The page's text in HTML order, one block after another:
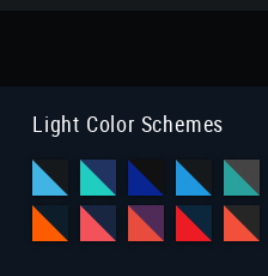
Light Color Schemes